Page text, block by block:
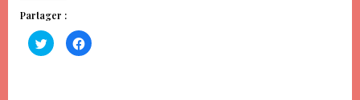
Partager :
Cliquez
pour
partager
Cliquez
pour